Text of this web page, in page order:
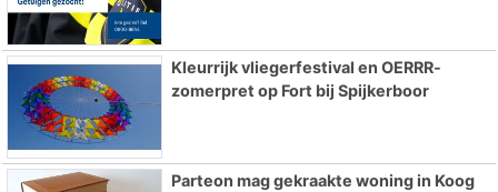
Kleurrijk vliegerfestival en OERRR-
zomerpret op Fort bij Spijkerboor
Parteon mag gekraakte woning in Koog